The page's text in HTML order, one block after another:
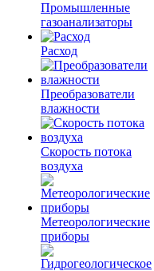
Промышленные
газоанализаторы
Расход
Преобразователи
влажности
Скорость потока
воздуха
Метеорологические
приборы